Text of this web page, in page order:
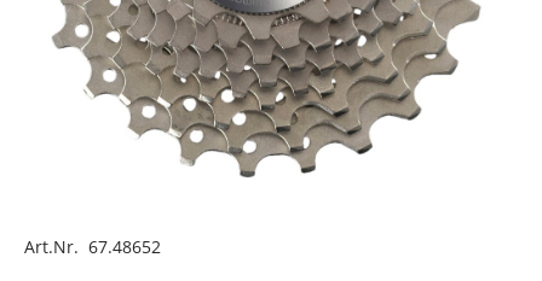
Art.Nr. 67.48652